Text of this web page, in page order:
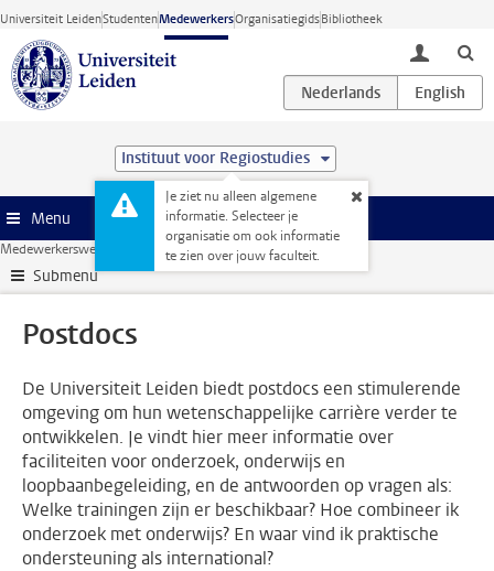
Ga direct naar de inhoud
Universiteit LeidenStudentenMedewerkersOrganisatiegidsBibliotheek
toggle
Instituut voor Regiostudies
Je ziet nu alleen algemene
informatie. Selecteer je
organisatie om ook informatie
te zien over jouw faculteit.
Menu
Medewerkerswebsite Onderzoek Postdocs
Submenu
Postdocs
De Universiteit Leiden biedt postdocs een stimulerende
omgeving om hun wetenschappelijke carrière verder te
ontwikkelen. Je vindt hier meer informatie over
faciliteiten voor onderzoek, onderwijs en
loopbaanbegeleiding, en de antwoorden op vragen als:
Welke trainingen zijn er beschikbaar? Hoe combineer ik
onderzoek met onderwijs? En waar vind ik praktische
ondersteuning als international?